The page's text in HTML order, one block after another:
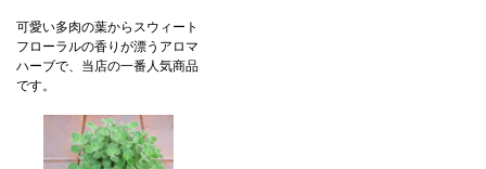
可愛い多肉の葉からスウィート
フローラルの香りが漂うアロマ
ハーブで、当店の一番人気商品
です。